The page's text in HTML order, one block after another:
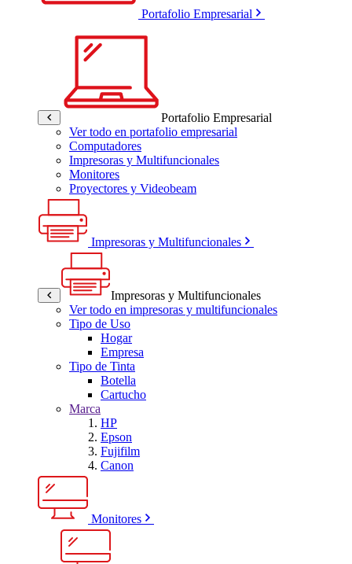
Portafolio Empresarial
Portafolio Empresarial
Ver todo en portafolio empresarial
Computadores
Impresoras y Multifuncionales
Monitores
Proyectores y Videobeam
Impresoras y Multifuncionales
Impresoras y Multifuncionales
Ver todo en impresoras y multifuncionales
Tipo de Uso
Hogar
Empresa
Tipo de Tinta
Botella
Cartucho
Marca
HP
Epson
Fujifilm
Canon
Monitores